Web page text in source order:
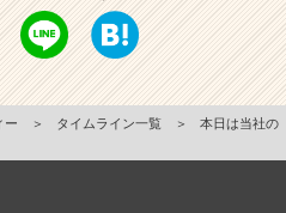
ー ＞ タイムライン一覧 ＞
本日は当社の